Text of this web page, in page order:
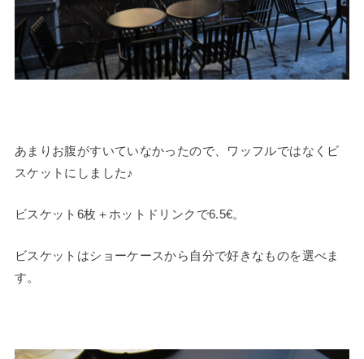
あまりお腹がすいていなかったので、ワッフルではなくビ
スケットにしました♪
ビスケット6枚＋ホットドリンクで6.5€。
ビスケットはショーケースから自分で好きなものを選べま
す。